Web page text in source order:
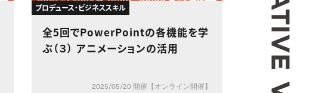
プロデュース・ビジネススキル
全5回でPowerPointの各機能を学
ぶ（３） アニメーションの活用
2025/05/20 開催【オンライン開催】